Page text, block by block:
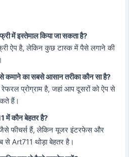
में इस्तेमाल किया जा सकता है?
ऐप है, लेकिन कुछ टास्क में पैसे लगाने की
का सबसे आसान तरीका कौन सा है?
प्रोग्राम है, जहां आप दूसरों को ऐप से
हैं।
कौन बेहतर है?
फीचर्स हैं, लेकिन यूजर इंटरफेस और
से Art711 थोड़ा बेहतर है।